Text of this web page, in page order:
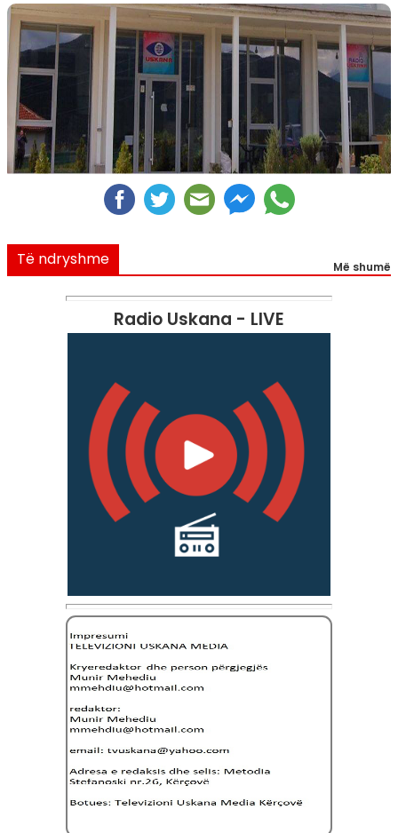
Të ndryshme Më shumë
Radio Uskana - LIVE